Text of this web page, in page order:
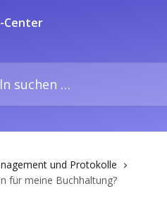
und Protokolle
für meine Buchhaltung?